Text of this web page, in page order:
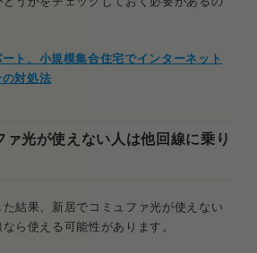
ト、小規模集合住宅でインターネット
対処法
ァ光が使えない人は他回線に乗り
結果、新居でコミュファ光が使えない
ら使える可能性があります。